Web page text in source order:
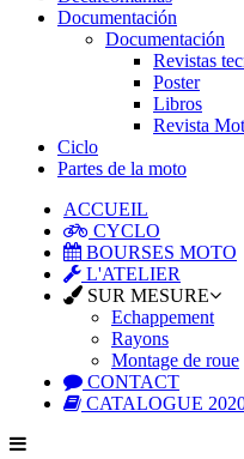
Documentación
Documentación
Revistas
Poster
Libros
Revista
Ciclo
Partes de la moto
ACCUEIL
CYCLO
BOURSES MOTO
L'ATELIER
SUR MESURE
Echappement
Rayons
Montage de roue
CONTACT
CATALOGUE